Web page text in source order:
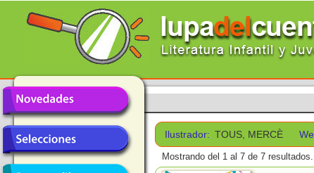
Ilustrador: TOUS, MERCÈ
Mostrando del 1 al 7 de 7 resultados.